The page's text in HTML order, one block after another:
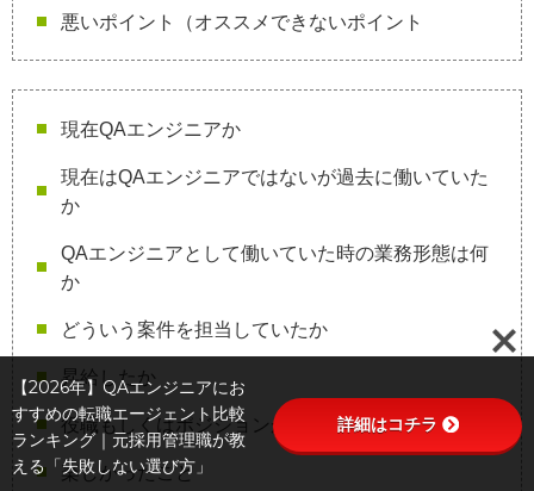
悪いポイント（オススメできないポイント
現在QAエンジニアか
現在はQAエンジニアではないが過去に働いていた
か
QAエンジニアとして働いていた時の業務形態は何
か
どういう案件を担当していたか
昇給したか
役職もしくはポジションが上がったか
楽しかったこと
【2026年】QAエンジニアにお
すすめの転職エージェント比較
ランキング｜元採用管理職が教
える「失敗しない選び方」
詳細はコチラ